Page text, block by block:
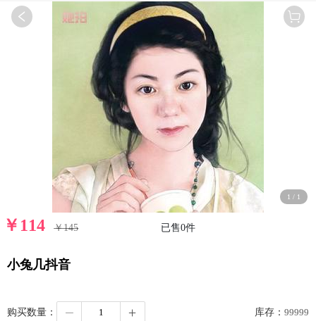
1 / 1
￥ 114 ￥145 已售0件
小兔几抖音
购买数量： 库存： 99999